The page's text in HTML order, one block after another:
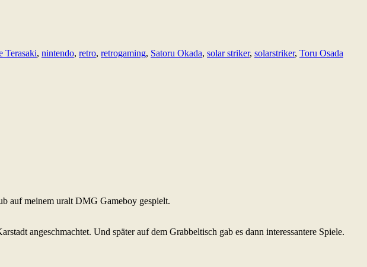
Terasaki, nintendo, retro, retrogaming, Satoru Okada, solar striker, solarstriker, Toru Osada
auf meinem uralt DMG Gameboy gespielt.
angeschmachtet. Und später auf dem Grabbeltisch gab es dann interessantere Spiele.